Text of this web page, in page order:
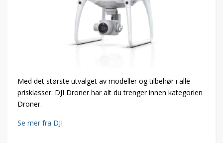
Med det største utvalget av modeller og tilbehør i alle
prisklasser. DJI Droner har alt du trenger innen kategorien
Droner.
Se mer fra DJI